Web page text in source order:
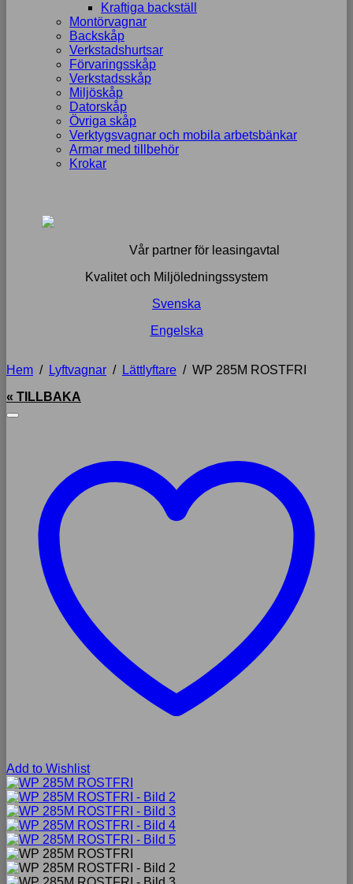
Kraftiga backställ
Montörvagnar
Backskåp
Verkstadshurtsar
Förvaringsskåp
Verkstadsskåp
Miljöskåp
Datorskåp
Övriga skåp
Verktygsvagnar och mobila arbetsbänkar
Armar med tillbehör
Krokar
Vår partner för leasingavtal
Kvalitet och Miljöledningssystem
Svenska
Engelska
Hem / Lyftvagnar / Lättlyftare / WP 285M ROSTFRI
« TILLBAKA
Add to Wishlist